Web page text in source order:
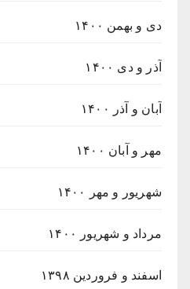
دی و بهمن ۱۴۰۰
آذر و دی ۱۴۰۰
آبان و آذر ۱۴۰۰
مهر و آبان ۱۴۰۰
شهریور و مهر ۱۴۰۰
مرداد و شهریور ۱۴۰۰
اسفند و فروردین ۱۳۹۸